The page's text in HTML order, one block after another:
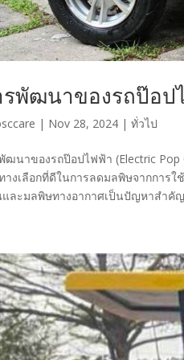
รพัฒนาของรถป๊อป
| Nov 28, 2024 |ทั่วไป
ฒนาของรถป๊อปไฟฟ้า (Electric
างเลือกที่ดีในการลดมลพิษจากการ
ละมลพิษทางอากาศเป็นปัญหาสำคัญ